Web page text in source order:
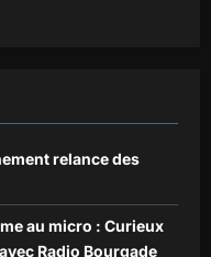
relance des
au micro : Curieux
Radio Bourgade